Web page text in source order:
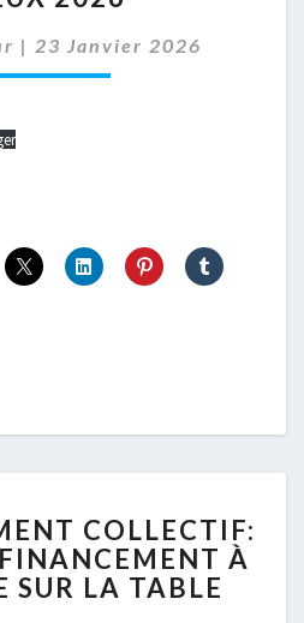
| 23 Janvier 2026
COLLECTIF:
LE
PLAN
COLLECTIF:
À
SUR LA TABLE